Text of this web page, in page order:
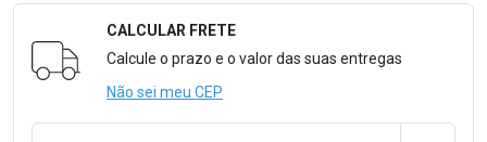
Formulário para Calcular o Frete
CALCULAR FRETE
Calcule o prazo e o valor das suas entregas
Não sei meu CEP